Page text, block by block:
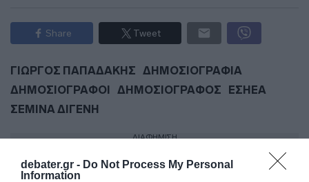
debater.gr - Do Not Process My Personal
Information
Share Tweet
ΓΙΩΡΓΟΣ ΠΑΠΑΔΑΚΗΣ
ΔΗΜΟΣΙΟΓΡΑΦΙΑ
ΔΗΜΟΣΙΟΓΡΑΦΟΙ
ΔΗΜΟΣΙΟΓΡΑΦΟΣ
ΕΣΗΕΑ
ΣΕΜΙΝΑ ΔΙΓΕΝΗ
ΔΙΑΦΗΜΙΣΗ